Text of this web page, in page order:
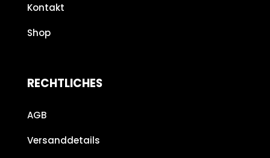
Kontakt
Shop
RECHTLICHES
AGB
Versanddetails